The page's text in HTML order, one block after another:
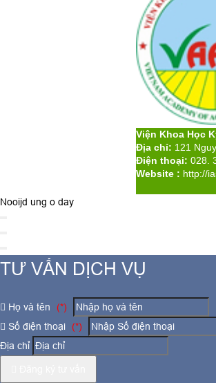
Viện Khoa Học
Địa chỉ: 121
Điện thoại: 028.
Website : http://
Nooijd ung o day
TƯ VẤN DỊCH VỤ
Họ và tên
(*)
Số điện thoại
(*)
Địa chỉ